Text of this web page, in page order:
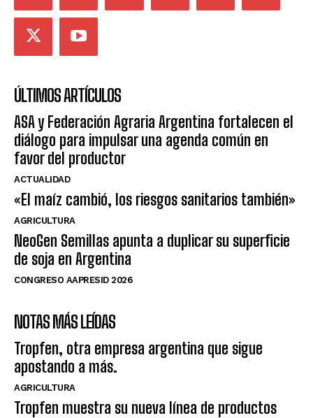
ÚLTIMOS ARTÍCULOS
ASA y Federación Agraria Argentina fortalecen el
diálogo para impulsar una agenda común en
favor del productor
ACTUALIDAD
«El maíz cambió, los riesgos sanitarios también»
AGRICULTURA
NeoGen Semillas apunta a duplicar su superficie
de soja en Argentina
CONGRESO AAPRESID 2026
NOTAS MÁS LEÍDAS
Tropfen, otra empresa argentina que sigue
apostando a más.
AGRICULTURA
Tropfen muestra su nueva línea de productos